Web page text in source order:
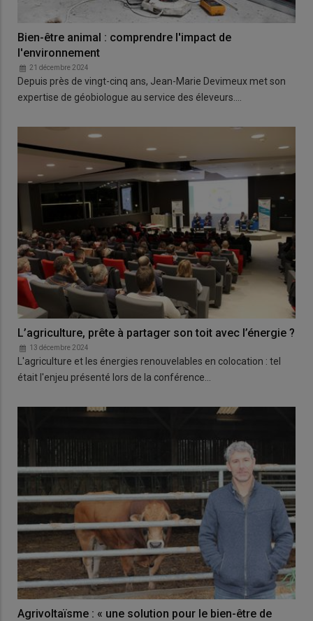
Bien-être animal : comprendre l'impact de
l'environnement
21 décembre 2024
Depuis près de vingt-cinq ans, Jean-Marie Devimeux met son
expertise de géobiologue au service des éleveurs.…
L’agriculture, prête à partager son toit avec l’énergie ?
13 décembre 2024
L'agriculture et les énergies renouvelables en colocation : tel
était l'enjeu présenté lors de la conférence…
Agrivoltaïsme : « une solution pour le bien-être de